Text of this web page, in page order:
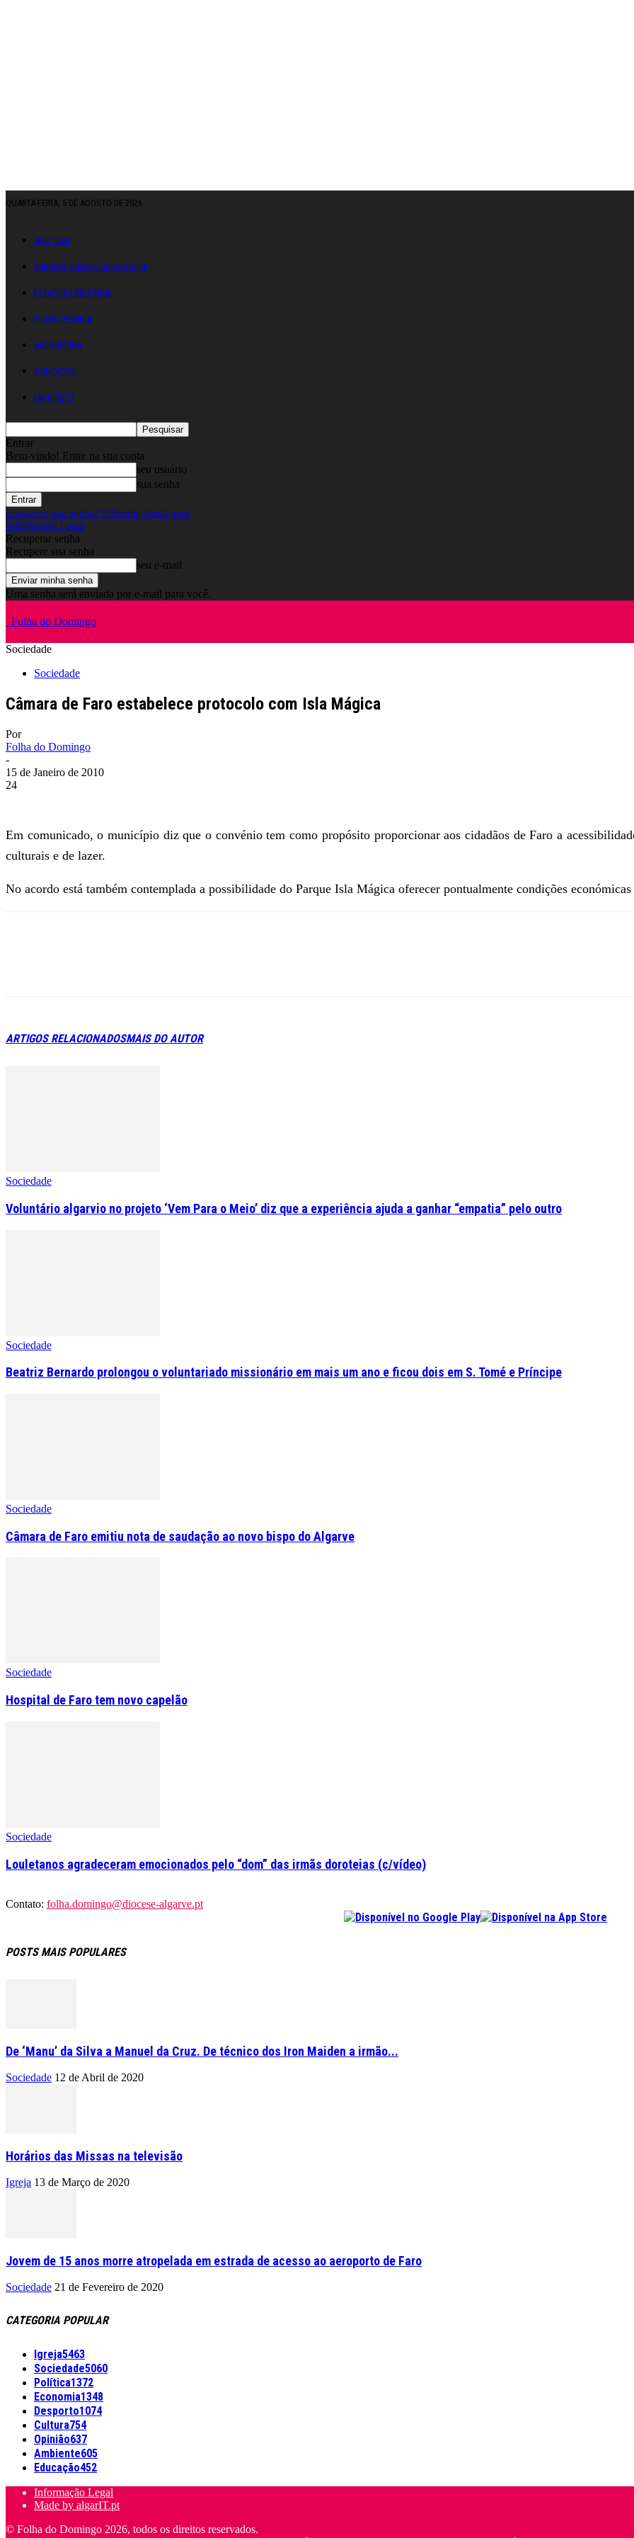
QUARTA-FEIRA, 5 DE AGOSTO DE 2026
ANO: CXII
DIRETOR: SAMUEL MENDONÇA
ESTATUTO EDITORIAL
FICHA TÉCNICA
ASSINATURA
CONTACTO
EM DIRETO
Entrar
Bem-vindo! Entre na sua conta
seu usuário
sua senha
Esqueceu sua senha? Obtenha ajuda aqui
Informação Legal
Recuperar senha
Recupere sua senha
seu e-mail
Uma senha será enviada por e-mail para você.
Folha do Domingo
Sociedade
Sociedade
Câmara de Faro estabelece protocolo com Isla Mágica
Por
Folha do Domingo
-
15 de Janeiro de 2010
24
Em comunicado, o município diz que o convénio tem como propósito proporcionar aos cidadãos de Faro a
culturais e de lazer.
No acordo está também contemplada a possibilidade do Parque Isla Mágica oferecer pontualmente condições
ARTIGOS RELACIONADOSMAIS DO AUTOR
Sociedade
Voluntário algarvio no projeto ‘Vem Para o Meio’ diz que a experiência ajuda a ganhar “empatia” pelo outro
Sociedade
Beatriz Bernardo prolongou o voluntariado missionário em mais um ano e ficou dois em S. Tomé e Príncipe
Sociedade
Câmara de Faro emitiu nota de saudação ao novo bispo do Algarve
Sociedade
Hospital de Faro tem novo capelão
Sociedade
Louletanos agradeceram emocionados pelo “dom” das irmãs doroteias (c/vídeo)
Contato: folha.domingo@diocese-algarve.pt
POSTS MAIS POPULARES
De ‘Manu’ da Silva a Manuel da Cruz. De técnico dos Iron Maiden a irmão...
Sociedade 12 de Abril de 2020
Horários das Missas na televisão
Igreja 13 de Março de 2020
Jovem de 15 anos morre atropelada em estrada de acesso ao aeroporto de Faro
Sociedade 21 de Fevereiro de 2020
CATEGORIA POPULAR
Igreja5463
Sociedade5060
Política1372
Economia1348
Desporto1074
Cultura754
Opinião637
Ambiente605
Educação452
Informação Legal
Made by algarIT.pt
© Folha do Domingo 2026, todos os direitos reservados.